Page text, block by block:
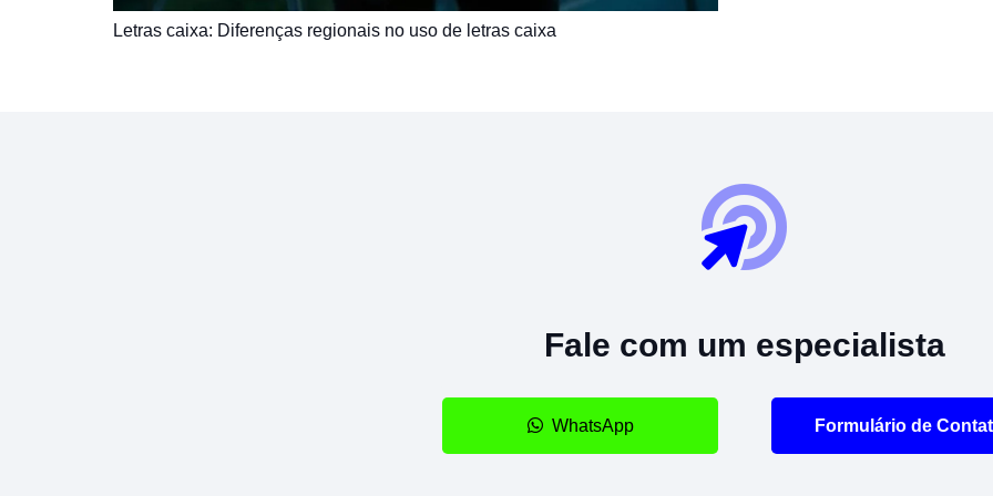
Letras caixa: Diferenças regionais no uso de letras caixa
Fale com um especialista
WhatsApp Formulário de